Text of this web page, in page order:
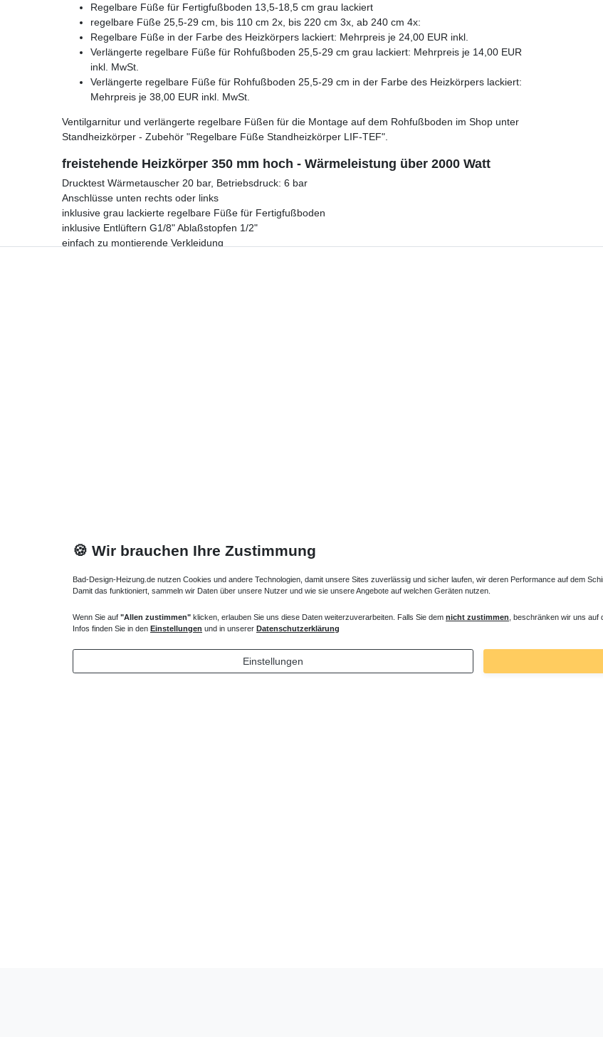
Regelbare Füße für Fertigfußboden 13,5-18,5 cm grau lackiert
regelbare Füße 25,5-29 cm, bis 110 cm 2x, bis 220 cm 3x, ab 240 cm 4x:
Regelbare Füße in der Farbe des Heizkörpers lackiert: Mehrpreis je 24,00 EUR inkl.
Verlängerte regelbare Füße für Rohfußboden 25,5-29 cm grau lackiert: Mehrpreis je 14,00 EUR
inkl. MwSt.
Verlängerte regelbare Füße für Rohfußboden 25,5-29 cm in der Farbe des Heizkörpers lackiert:
Mehrpreis je 38,00 EUR inkl. MwSt.
Ventilgarnitur und verlängerte regelbare Füßen für die Montage auf dem Rohfußboden im Shop unter
Standheizkörper - Zubehör "Regelbare Füße Standheizkörper LIF-TEF".
freistehende Heizkörper 350 mm hoch - Wärmeleistung über 2000 Watt
Drucktest Wärmetauscher 20 bar, Betriebsdruck: 6 bar
Anschlüsse unten rechts oder links
inklusive grau lackierte regelbare Füße für Fertigfußboden
inklusive Entlüftern G1/8" Ablaßstopfen 1/2"
einfach zu montierende Verkleidung
Heizkörper Ventil
*inkl. ges. MwSt.zzgl.Versandkosten
Regelbare Füße Standheizkörper LIF-TEF
44,70 € *
*inkl. ges. MwSt.zzgl.Versandkosten
🍪 Wir brauchen Ihre Zustimmung
Bad-Design-Heizung.de nutzen Cookies und andere Technologien, damit unsere Sites zuverlässig und sicher laufen, wir deren Performance auf dem
Damit das funktioniert, sammeln wir Daten über unsere Nutzer und wie sie unsere Angebote auf welchen Geräten nutzen.
Wenn Sie auf "Allen zustimmen" klicken, erlauben Sie uns diese Daten weiterzuverarbeiten. Falls Sie dem nicht zustimmen , beschränken wir uns
Infos finden Sie in den Einstellungen und in unserer Datenschutzerklärung
Einstellungen